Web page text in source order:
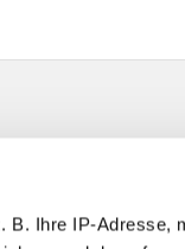
B. Ihre IP-Adresse,